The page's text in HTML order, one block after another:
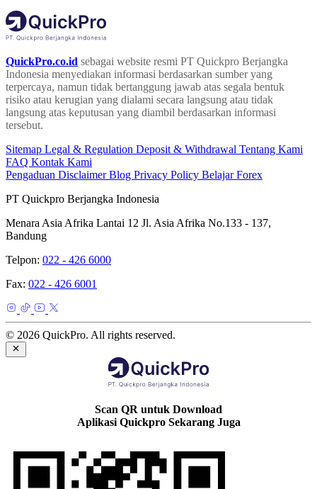
QuickPro.co.id sebagai website resmi PT Quickpro Berjangka
Indonesia menyediakan informasi berdasarkan sumber yang
terpercaya, namun tidak bertanggung jawab atas segala bentuk
risiko atau kerugian yang dialami secara langsung atau tidak
langsung atas keputusan yang diambil berdasarkan informasi
tersebut.
Sitemap Legal & Regulation Deposit & Withdrawal Tentang Kami
FAQ Kontak Kami
Pengaduan DisclaimerBlog Privacy Policy Belajar Forex
PT Quickpro Berjangka Indonesia
Menara Asia Afrika Lantai 12 Jl. Asia Afrika No.133 - 137,
Bandung
Telpon: 022 - 426 6000
Fax: 022 - 426 6001
© 2026 QuickPro. All rights reserved.
Scan QR untuk Download
Aplikasi Quickpro Sekarang Juga